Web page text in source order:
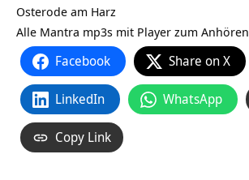
Osterode am Harz
Alle Mantra mp3s mit Player zum Anhören
Facebook Share on X
LinkedIn WhatsApp
Copy Link